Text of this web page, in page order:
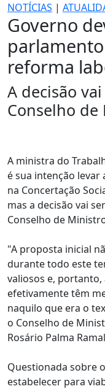
NOTÍCIAS |
Governo
reforma
A decisão
Conselho de
A ministra do
é sua intenção
na Concertação
mas a decisão vai
Conselho de
"A proposta inicial
durante todo este
valiosos e,
efetivamente têm
naquilo que era o
o Conselho de
Rosário Palma
Questionada sobre
estabelecer para